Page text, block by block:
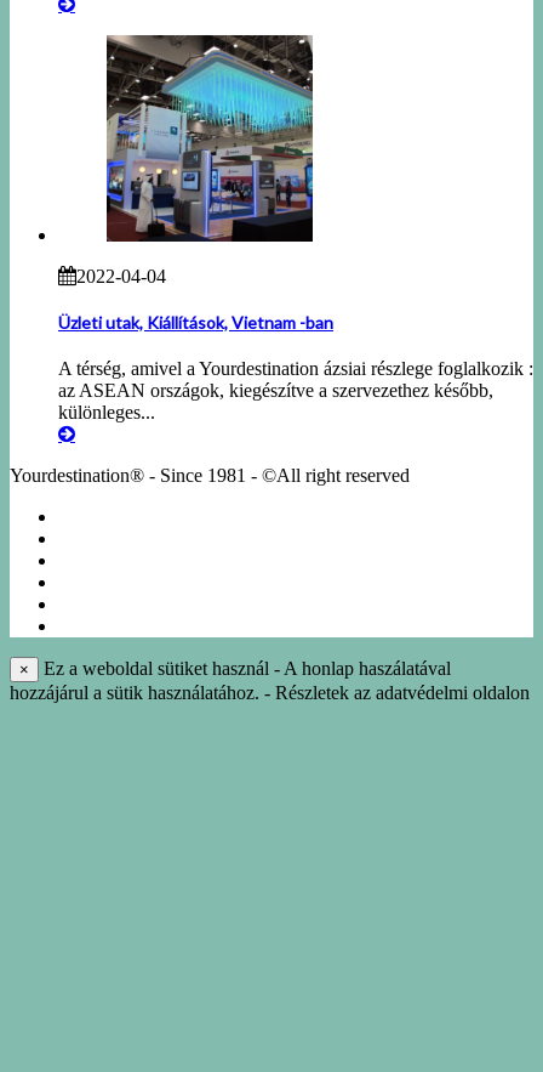
2022-04-04
Üzleti utak, Kiállítások, Vietnam -ban
A térség, amivel a Yourdestination ázsiai részlege foglalkozik :
az ASEAN országok, kiegészítve a szervezethez később,
különleges...
Yourdestination® - Since 1981 - ©All right reserved
×
Ez a weboldal sütiket használ - A honlap haszálatával
hozzájárul a sütik használatához. - Részletek az adatvédelmi oldalon